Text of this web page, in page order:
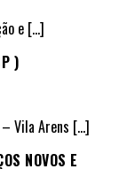
e […]
)
Vila Arens […]
NOVOS E